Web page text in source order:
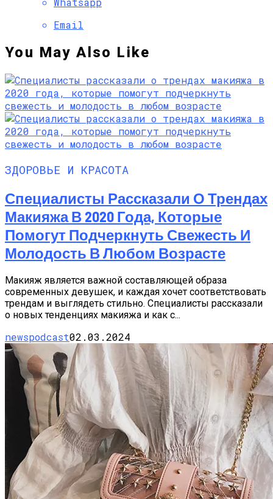
Email
You May Also Like
ЗДОРОВЬЕ И КРАСОТА
Специалисты Рассказали О Трендах
Макияжа В 2020 Года, Которые
Помогут Подчеркнуть Свежесть И
Молодость В Любом Возрасте
Макияж является важной составляющей образа
современных девушек, и каждая хочет соответствовать
трендам и выглядеть стильно. Специалисты рассказали
о новых тенденциях макияжа и как с...
newspodcast02.03.2024